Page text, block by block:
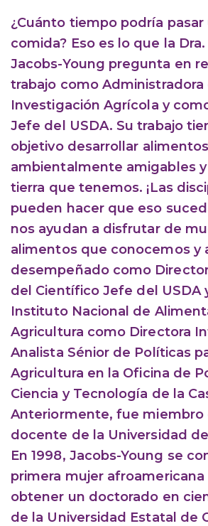
¿Cuánto tiempo podría pasar
comida? Eso es lo que la
Jacobs-Young pregunta en
trabajo como Administradora
Investigación Agrícola y
Jefe del USDA. Su trabajo
objetivo desarrollar
ambientalmente amigables
tierra que tenemos. ¡Las
pueden hacer que eso
nos ayudan a disfrutar de
alimentos que conocemos y
desempeñado como
del Científico Jefe del USDA
Instituto Nacional de
Agricultura como Directora
Analista Sénior de Políticas
Agricultura en la Oficina de
Ciencia y Tecnología de la
Anteriormente, fue miembro
docente de la Universidad
En 1998, Jacobs-Young se
primera mujer afroamericana
obtener un doctorado en
de la Universidad Estatal de